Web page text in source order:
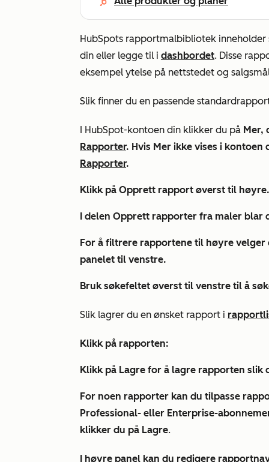
HubSpots rapportmalbibliotek
din eller legge til i dashbordet. Disse
eksempel ytelse på nettstedet og
Slik finner du en passende
I HubSpot-kontoen din klikker du på Mer,
Rapporter. Hvis Mer ikke vises i
Rapporter.
Klikk på Opprett rapport øverst til høyre.
I delen Opprett rapporter fra maler blar
For å filtrere rapportene til høyre
panelet til venstre.
Bruksøkefeltet øverst til venstre til å
Slik lagrer du en ønsket rapport i
Klikk på rapporten:
Klikk på Lagre for å lagre rapporten slik
For noen rapporter kan du tilpasse
Professional- eller Enterprise-
klikker du på Lagre.
I høyre panel kan du redigere